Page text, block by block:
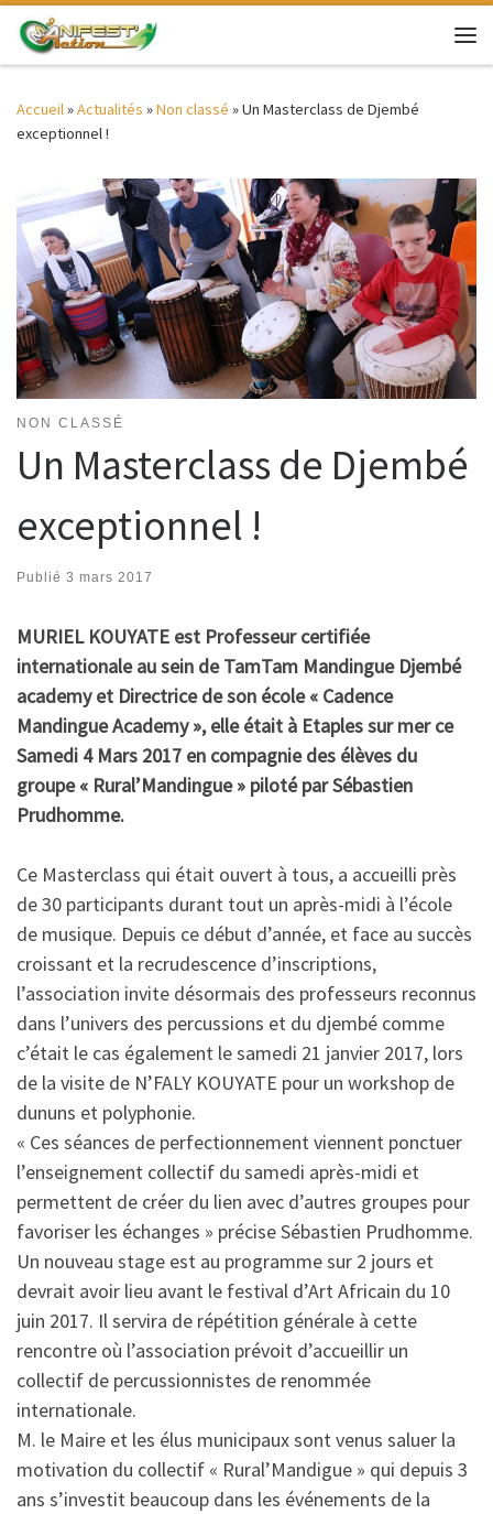
Passer au contenu
Accueil»Actualités »Non classé »Un Masterclass de Djembé
exceptionnel !
NON CLASSÉ
Un Masterclass de Djembé
exceptionnel !
Publié 3 mars 2017
MURIEL KOUYATE est Professeur certifiée
internationale au sein de TamTam Mandingue Djembé
academy et Directrice de son école « Cadence
Mandingue Academy », elle était à Etaples sur mer ce
Samedi 4 Mars 2017 en compagnie des élèves du
groupe « Rural’Mandingue » piloté par Sébastien
Prudhomme.
Ce Masterclass qui était ouvert à tous, a accueilli près
de 30 participants durant tout un après-midi à l’école
de musique. Depuis ce début d’année, et face au succès
croissant et la recrudescence d’inscriptions,
l’association invite désormais des professeurs reconnus
dans l’univers des percussions et du djembé comme
c’était le cas également le samedi 21 janvier 2017, lors
de la visite de N’FALY KOUYATE pour un workshop de
dununs et polyphonie.
« Ces séances de perfectionnement viennent ponctuer
l’enseignement collectif du samedi après-midi et
permettent de créer du lien avec d’autres groupes pour
favoriser les échanges » précise Sébastien Prudhomme.
Un nouveau stage est au programme sur 2 jours et
devrait avoir lieu avant le festival d’Art Africain du 10
juin 2017. Il servira de répétition générale à cette
rencontre où l’association prévoit d’accueillir un
collectif de percussionnistes de renommée
internationale.
M. le Maire et les élus municipaux sont venus saluer la
motivation du collectif « Rural’Mandigue » qui depuis 3
ans s’investit beaucoup dans les événements de la